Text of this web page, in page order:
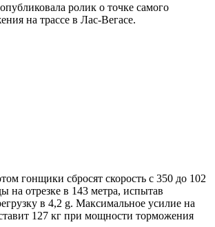
ролик о точке самого
на трассе в Лас-Вегасе.
гонщики сбросят скорость с 350 до 102
на отрезке в 143 метра, испытав
в 4,2 g. Максимальное усилие на
127 кг при мощности торможения